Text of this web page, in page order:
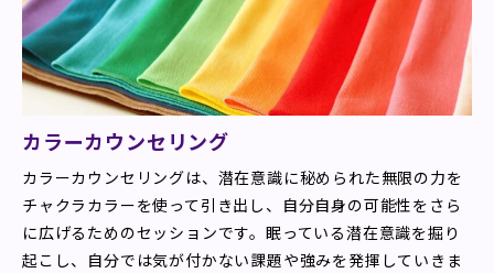
カラーカウンセリング
カラーカウンセリングは、潜在意識に秘められた無限の力を
チャクラカラーを使って引き出し、自分自身の可能性をさら
に広げるためのセッションです。眠っている潜在意識を掘り
起こし、自分では気が付かない課題や強みを発揮していきま